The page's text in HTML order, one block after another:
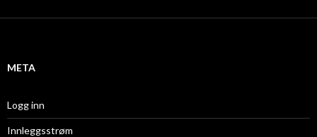
i
META
Logg inn
Innleggsstrøm